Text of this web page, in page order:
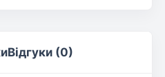
Відгуки (0)